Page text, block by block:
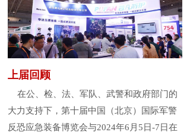
上届回顾
在公、检、法、军队、武警和政府部门的
大力支持下，第十届中国（北京）国际军警
反恐应急装备博览会与2024年6月5日-7日在